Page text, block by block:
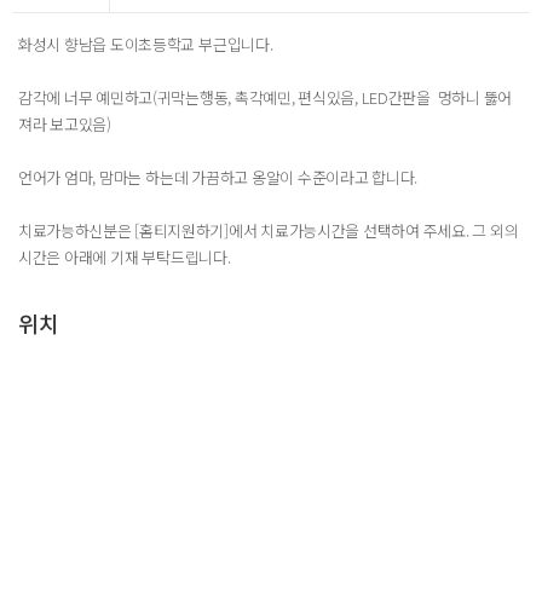
화성시 향남읍 도이초등학교 부근입니다.
감각에 너무 예민하고(귀막는행동, 촉각예민, 편식있음, LED간판을 멍하니 뚫어
져라 보고있음)
언어가 엄마, 맘마는 하는데 가끔하고 옹알이 수준이라고 합니다.
치료가능하신분은 [홈티지원하기]에서 치료가능시간을 선택하여 주세요. 그 외의
시간은 아래에 기재 부탁드립니다.
위치